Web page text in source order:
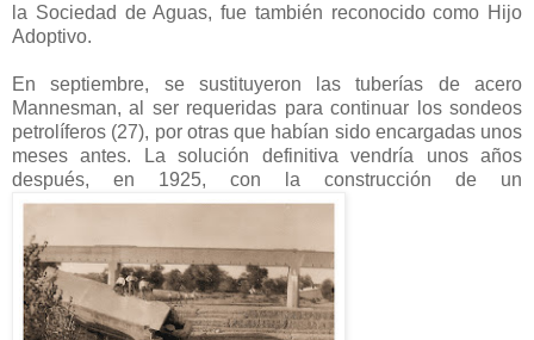
la Sociedad de Aguas, fue también reconocido como Hijo
Adoptivo.
En septiembre, se sustituyeron las tuberías de acero
Mannesman, al ser requeridas para continuar los sondeos
petrolíferos (27), por otras que habían sido encargadas unos
meses antes. La solución definitiva vendría unos años
después, en 1925, con la construcción de un